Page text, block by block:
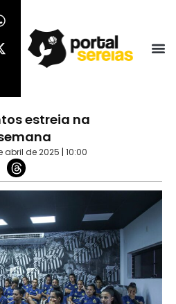
estreia na
abril de 2025 | 10:00